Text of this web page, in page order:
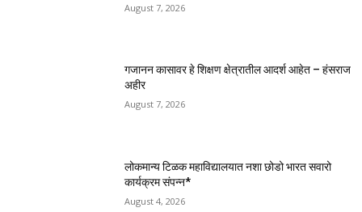
August 7, 2026
गजानन कासावर हे शिक्षण क्षेत्रातील आदर्श आहेत – हंसराज
अहीर
August 7, 2026
लोकमान्य टिळक महाविद्यालयात नशा छोडो भारत सवारो
कार्यक्रम संपन्न*
August 4, 2026